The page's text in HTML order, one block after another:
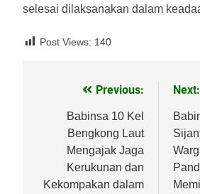
selesai dilaksanakan dalam
Post Views: 140
NavigasiPrevious:
Babinsa 10 Kel
Bengkong Laut
Mengajak Jaga
Kerukunan dan
Kekompakan dalam
Next: